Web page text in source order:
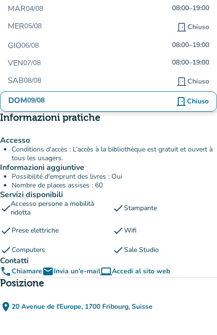
MAR04/08 08:00–19:00
MER05/08 door_front Chiuso
GIO06/08 08:00–19:00
VEN07/08 08:00–19:00
SAB08/08 door_front Chiuso
DOM09/08 door_front Chiuso
Informazioni pratiche
Accesso
Conditions d'accès : L’accès à la bibliothèque est gratuit et ouvert à
tous les usagers.
Informazioni aggiuntive
Possibilité d'emprunt des livres : Oui
Nombre de places assises : 60
Servizi disponibili
checkAccesso persone a mobilità
ridotta
checkStampante
check Prese elettriche checkWifi
checkComputers checkSale Studio
Contatti
phoneChiamareemailInvia un'e-mailcomputerAccedi al sito web
(nuova scheda)
Posizione
place 20 Avenue de l'Europe, 1700 Fribourg, Suisse
(apri in Google Maps)
(nuova scheda)